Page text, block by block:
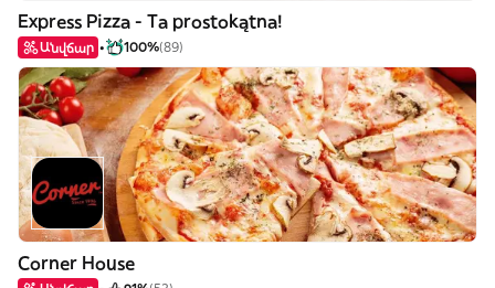
Express Pizza - Ta prostokątna!
Անվճար 100%(89)
Corner House